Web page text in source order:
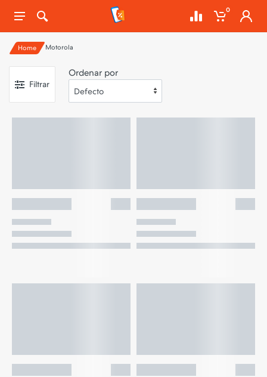
0
Home Motorola
Filtrar
Ordenar por